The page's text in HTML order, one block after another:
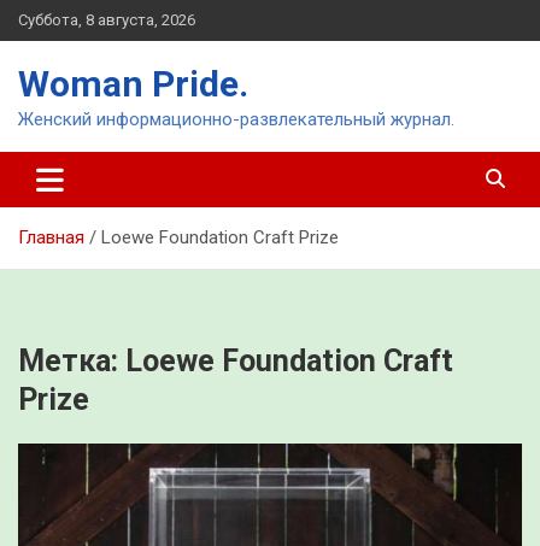
Перейти
к
Суббота, 8 августа, 2026
Woman Pride.
Женский информационно-развлекательный журнал.
Главная Loewe Foundation Craft Prize
Метка: Loewe Foundation Craft
Prize